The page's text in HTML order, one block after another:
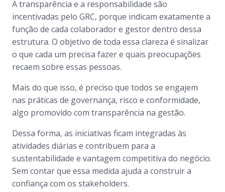
A transparência e a responsabilidade são
incentivadas pelo GRC, porque indicam exatamente a
função de cada colaborador e gestor dentro dessa
estrutura. O objetivo de toda essa clareza é sinalizar
o que cada um precisa fazer e quais preocupações
recaem sobre essas pessoas.
Mais do que isso, é preciso que todos se engajem
nas práticas de governança, risco e conformidade,
algo promovido com transparência na gestão.
Dessa forma, as iniciativas ficam integradas às
atividades diárias e contribuem para a
sustentabilidade e vantagem competitiva do negócio.
Sem contar que essa medida ajuda a construir a
confiança com os stakeholders.